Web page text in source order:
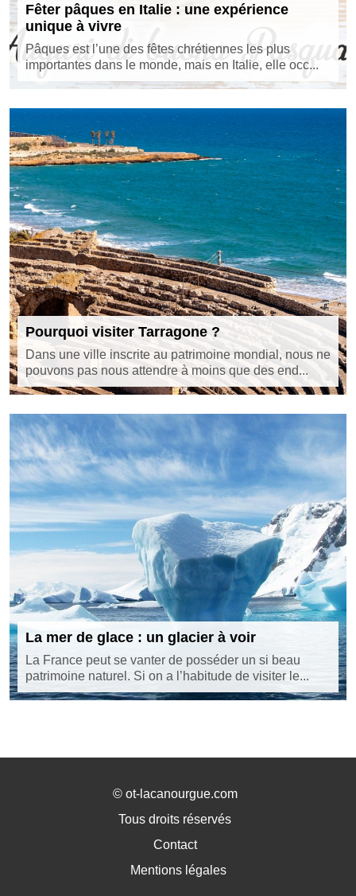
Fêter pâques en Italie : une expérience
unique à vivre
Pâques est l’une des fêtes chrétiennes les plus
importantes dans le monde, mais en Italie, elle occ...
Pourquoi visiter Tarragone ?
Dans une ville inscrite au patrimoine mondial, nous ne
pouvons pas nous attendre à moins que des end...
La mer de glace : un glacier à voir
La France peut se vanter de posséder un si beau
patrimoine naturel. Si on a l’habitude de visiter le...
© ot-lacanourgue.com
Tous droits réservés
Contact
Mentions légales